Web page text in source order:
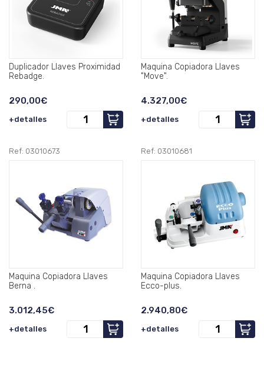
Duplicador Llaves Proximidad
Rebadge.
290,00€
+detalles
Maquina Copiadora Llaves
"Move".
4.327,00€
+detalles
Ref: 03010673
Maquina Copiadora Llaves
Berna .
3.012,45€
+detalles
Ref: 03010681
Maquina Copiadora Llaves
Ecco-plus.
2.940,80€
+detalles